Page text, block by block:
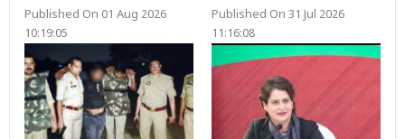
Published On 01 Aug 2026
10:19:05
Published On 31 Jul 2026
11:16:08